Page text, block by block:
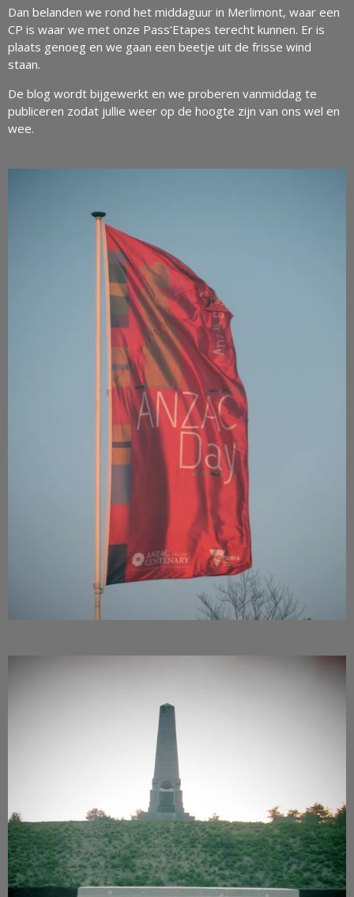
Dan belanden we rond het middaguur in Merlimont, waar een
CP is waar we met onze Pass'Etapes terecht kunnen. Er is
plaats genoeg en we gaan een beetje uit de frisse wind
staan.
De blog wordt bijgewerkt en we proberen vanmiddag te
publiceren zodat jullie weer op de hoogte zijn van ons wel en
wee.